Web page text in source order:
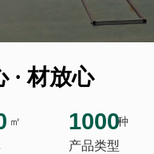
· 材放心
㎡ 1000种
产品类型